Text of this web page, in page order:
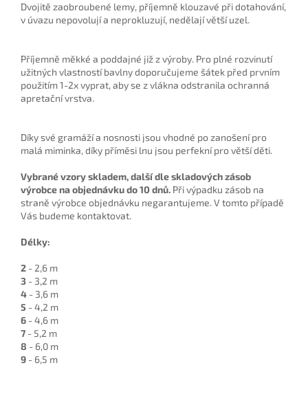
Dvojitě zaobroubené lemy, příjemně klouzavé při dotahování,
v úvazu nepovolují a neprokluzují, nedělají větší uzel.
Příjemně měkké a poddajné již z výroby. Pro plné rozvinutí
užitných vlastností bavlny doporučujeme šátek před prvním
použitím 1-2x vyprat, aby se z vlákna odstranila ochranná
apretační vrstva.
Díky své gramáží a nosnosti jsou vhodné po zanošení pro
malá miminka, díky příměsi lnu jsou perfekní pro větší děti.
Vybrané vzory skladem, další dle skladových zásob
výrobce na objednávku do 10 dnů. Při výpadku zásob na
straně výrobce objednávku negarantujeme. V tomto případě
Vás budeme kontaktovat.
Délky:
2 - 2,6 m
3 - 3,2 m
4 - 3,6 m
5 - 4,2 m
6 - 4,6 m
7 - 5,2 m
8 - 6,0 m
9 - 6,5 m